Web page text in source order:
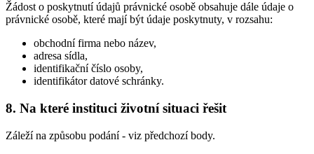
Žádost o poskytnutí údajů právnické osobě obsahuje dále údaje o
právnické osobě, které mají být údaje poskytnuty, v rozsahu:
obchodní firma nebo název,
adresa sídla,
identifikační číslo osoby,
identifikátor datové schránky.
8. Na které instituci životní situaci řešit
Záleží na způsobu podání - viz předchozí body.